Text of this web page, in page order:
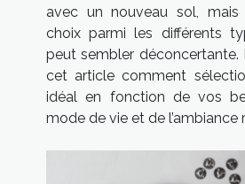
avec un nouveau sol, mais
choix parmi les différents
peut sembler déconcertante.
cet article comment
idéal en fonction de vos
mode de vie et de l’ambiance